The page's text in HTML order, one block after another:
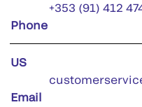
Phone
+353 (91) 412
US
Email